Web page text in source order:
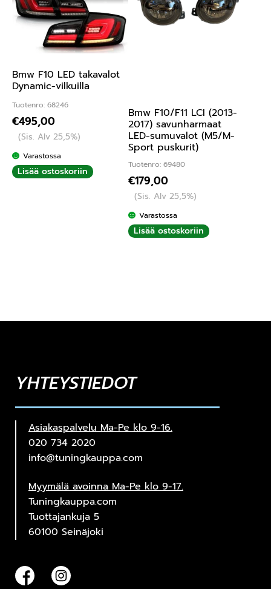
Bmw F10 LED takavalot
Dynamic-vilkuilla
Tuotenro: 68246
€495,00
(Sis. Alv 25,5%)
Varastossa
Lisää ostoskoriin
Bmw F10/F11 LCI (2013-
2017) savunharmaat
LED-sumuvalot (M5/M-
Sport puskurit)
Tuotenro: 69480
€179,00
(Sis. Alv 25,5%)
Varastossa
Lisää ostoskoriin
YHTEYSTIEDOT
Asiakaspalvelu Ma-Pe klo 9-16.
020 734 2020
info@tuningkauppa.com
Myymälä avoinna Ma-Pe klo 9-17.
Tuningkauppa.com
Tuottajankuja 5
60100 Seinäjoki